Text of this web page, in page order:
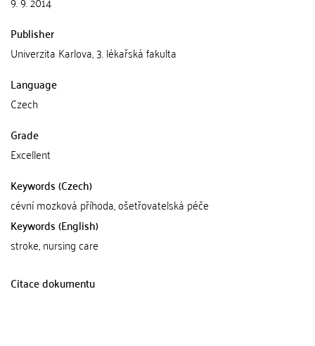
Publisher
Univerzita Karlova, 3. lékařská fakulta
Language
Czech
Grade
Excellent
Keywords (Czech)
cévní mozková příhoda, ošetřovatelská péče
Keywords (English)
stroke, nursing care
Citace dokumentu